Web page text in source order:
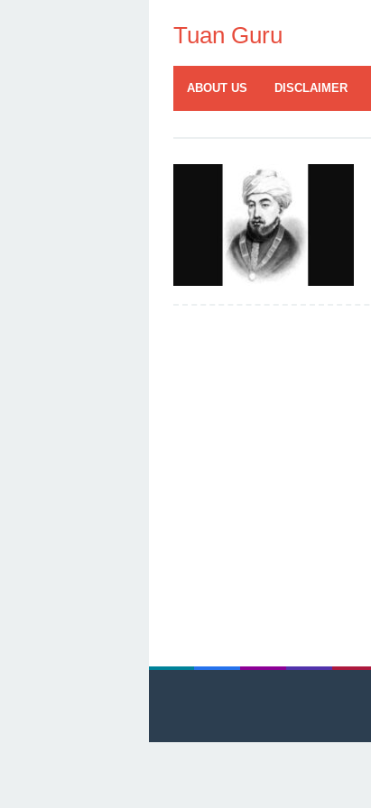
contentTuan Guru
ABOUT US DISCLAIMER